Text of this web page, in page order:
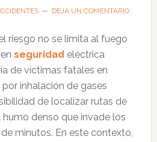
DEJA UN COMENTARIO
riesgo no se limita al fuego
seguridad eléctrica
de víctimas fatales en
inhalación de gases
de localizar rutas de
denso que invade los
minutos. En este contexto,